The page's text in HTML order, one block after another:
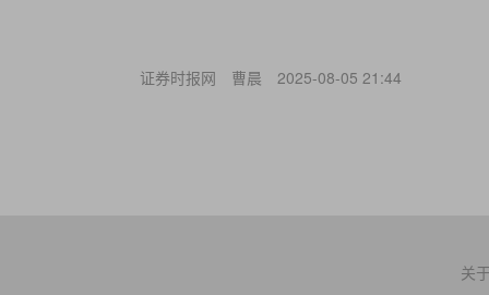
证券时报网 曹晨 2025-08-05 21:44
关